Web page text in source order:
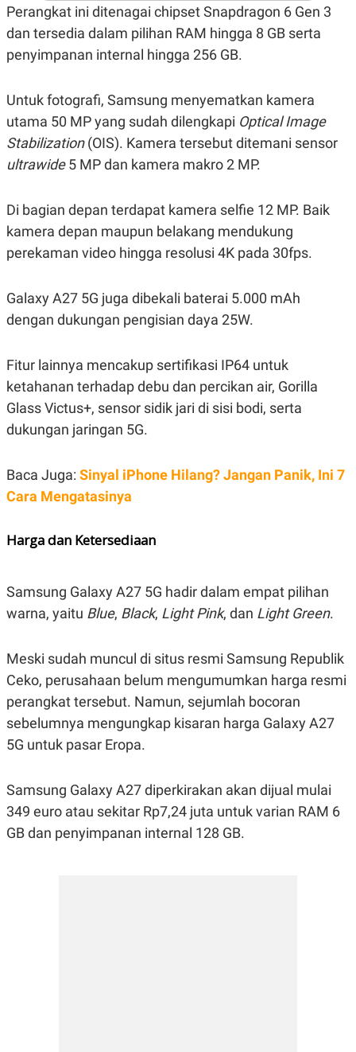
A
T
D
A
G
E
S
K
N
T
A
N
L
P
S
U
S
JARINGAN
N
A
C
A
D
M
E
S
L
E
A
E
I
L
A
N
N
E
T
A
K
I
N
A
T
E
N
E
A
E
R
A
D
V
R
T
I
S
K
G
M
E
Perangkat ini ditenagai chipset Snapdragon 6 Gen 3
dan tersedia dalam pilihan RAM hingga 8 GB serta
penyimpanan internal hingga 256 GB.
Untuk fotografi, Samsung menyematkan kamera
utama 50 MP yang sudah dilengkapi Optical Image
Stabilization(OIS). Kamera tersebut ditemani sensor
ultrawide5 MP dan kamera makro 2 MP.
Di bagian depan terdapat kamera selfie 12 MP. Baik
kamera depan maupun belakang mendukung
perekaman video hingga resolusi 4K pada 30fps.
Galaxy A27 5G juga dibekali baterai 5.000 mAh
dengan dukungan pengisian daya 25W.
Fitur lainnya mencakup sertifikasi IP64 untuk
ketahanan terhadap debu dan percikan air, Gorilla
Glass Victus+, sensor sidik jari di sisi bodi, serta
dukungan jaringan 5G.
Baca Juga: Sinyal iPhone Hilang? Jangan Panik, Ini 7
Cara Mengatasinya
Harga dan Ketersediaan
Samsung Galaxy A27 5G hadir dalam empat pilihan
warna, yaitu Blue, Black, Light Pink, dan Light Green.
Meski sudah muncul di situs resmi Samsung Republik
Ceko, perusahaan belum mengumumkan harga resmi
perangkat tersebut. Namun, sejumlah bocoran
sebelumnya mengungkap kisaran harga Galaxy A27
5G untuk pasar Eropa.
Samsung Galaxy A27 diperkirakan akan dijual mulai
349 euro atau sekitar Rp7,24 juta untuk varian RAM 6
GB dan penyimpanan internal 128 GB.